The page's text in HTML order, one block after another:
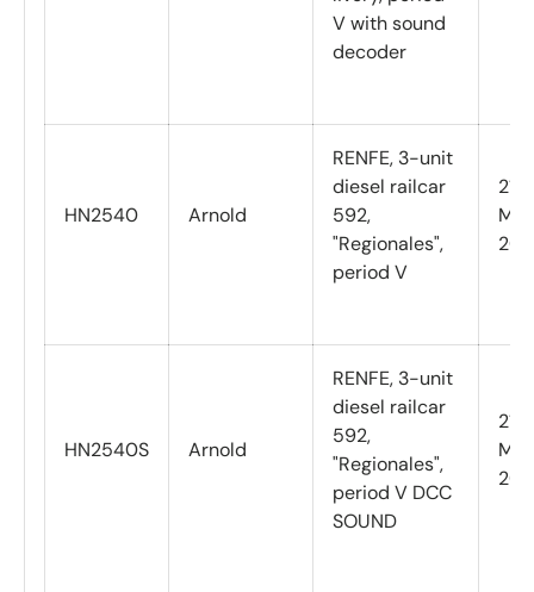
V with sound
decoder
HN2540 Arnold
RENFE, 3-unit
diesel railcar
592,
"Regionales",
period V
21
Mar
HN2540S Arnold
RENFE, 3-unit
diesel railcar
592,
"Regionales",
period V DCC
SOUND
21
Mar